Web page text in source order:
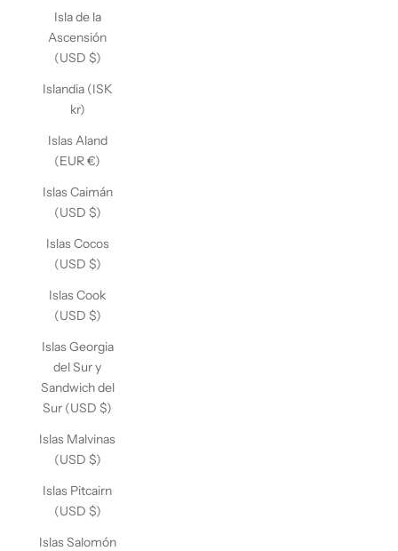
Isla de la
Ascensión
(USD $)
Islandia (ISK
kr)
Islas Aland
(EUR €)
Islas Caimán
(USD $)
Islas Cocos
(USD $)
Islas Cook
(USD $)
Islas Georgia
del Sur y
Sandwich del
Sur (USD $)
Islas Malvinas
(USD $)
Islas Pitcairn
(USD $)
Islas Salomón